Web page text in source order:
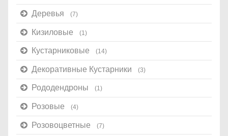
Деревья (7)
Кизиловые (1)
Кустарниковые (14)
Декоративные Кустарники (3)
Рододендроны (1)
Розовые (4)
Розовоцветные (7)